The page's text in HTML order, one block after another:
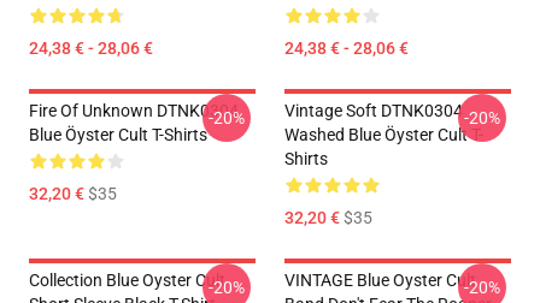
24,38 € - 28,06 € 24,38 € - 28,06 €
Fire Of Unknown DTNK0304
Blue Öyster Cult T-Shirts
32,20 €$35
-20%
Vintage Soft DTNK0304
Washed Blue Öyster Cult T-
Shirts
32,20 €$35
-20%
Collection Blue Oyster Cult-20%
VINTAGE Blue Oyster Cult-20%